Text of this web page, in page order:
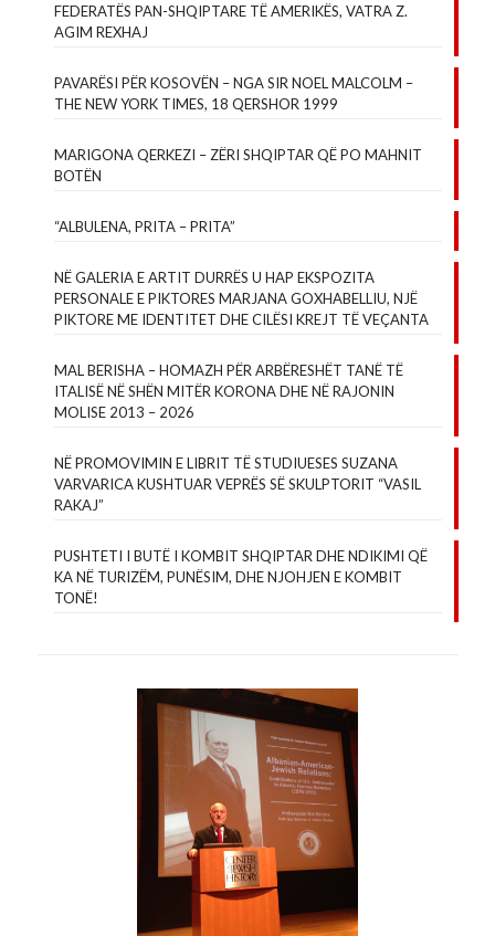
FEDERATËS PAN-SHQIPTARE TË AMERIKËS, VATRA Z.
AGIM REXHAJ
PAVARËSI PËR KOSOVËN – NGA SIR NOEL MALCOLM –
THE NEW YORK TIMES, 18 QERSHOR 1999
MARIGONA QERKEZI – ZËRI SHQIPTAR QË PO MAHNIT
BOTËN
“ALBULENA, PRITA – PRITA”
NË GALERIA E ARTIT DURRËS U HAP EKSPOZITA
PERSONALE E PIKTORES MARJANA GOXHABELLIU, NJË
PIKTORE ME IDENTITET DHE CILËSI KREJT TË VEÇANTA
MAL BERISHA – HOMAZH PËR ARBËRESHËT TANË TË
ITALISË NË SHËN MITËR KORONA DHE NË RAJONIN
MOLISE 2013 – 2026
NË PROMOVIMIN E LIBRIT TË STUDIUESES SUZANA
VARVARICA KUSHTUAR VEPRËS SË SKULPTORIT “VASIL
RAKAJ”
PUSHTETI I BUTË I KOMBIT SHQIPTAR DHE NDIKIMI QË
KA NË TURIZËM, PUNËSIM, DHE NJOHJEN E KOMBIT
TONË!